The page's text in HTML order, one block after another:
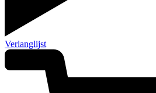
Verlanglijst